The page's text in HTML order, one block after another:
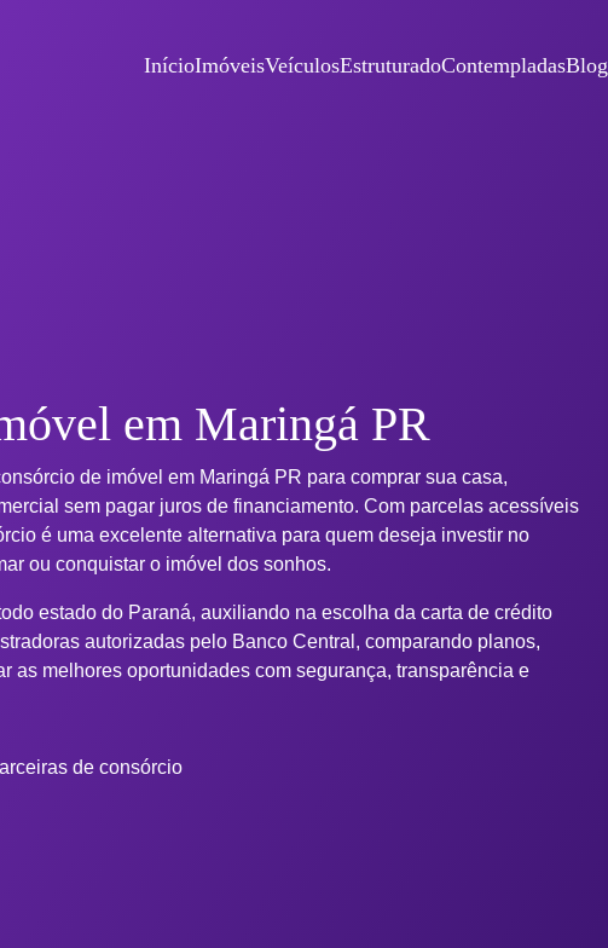
InícioImóveisVeículosEstruturadoContempladasBlog
em Maringá PR
de imóvel em Maringá PR para comprar sua casa,
sem pagar juros de financiamento. Com parcelas acessíveis
é uma excelente alternativa para quem deseja investir no
ou conquistar o imóvel dos sonhos.
estado do Paraná, auxiliando na escolha da carta de crédito
autorizadas pelo Banco Central, comparando planos,
as melhores oportunidades com segurança, transparência e